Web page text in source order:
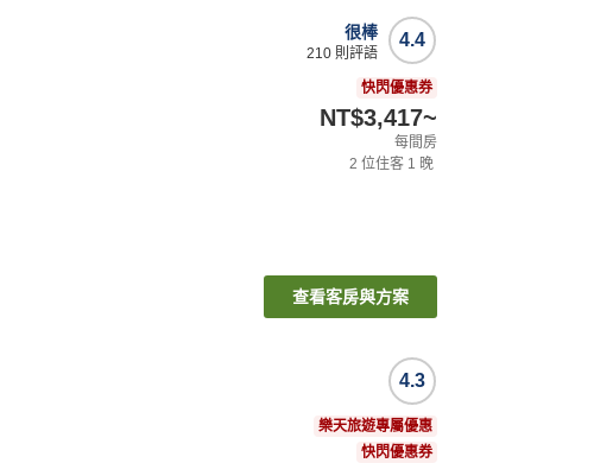
4.4
很棒
210 則評語
快閃優惠券
NT$3,417~
每間房
2 位住客 1 晚
查看客房與方案
4.3
樂天旅遊專屬優惠
快閃優惠券